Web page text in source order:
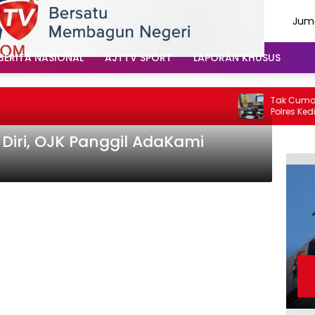
NASIONAL AJTTV SPORT LAPORAN KHUSUS
Tak Cuma
Polres Kediri
Soal Hoaks
OJK Panggil AdaKami